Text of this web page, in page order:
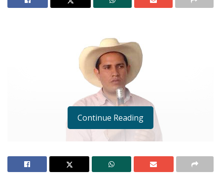
Continue Reading